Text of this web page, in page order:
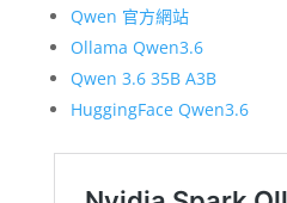
Qwen 官方網站
Ollama Qwen3.6
Qwen 3.6 35B A3B
HuggingFace Qwen3.6